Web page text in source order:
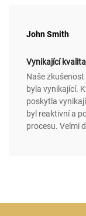
John Smith
Vynikající
Naše
byla vynikající.
poskytla
byl reaktivní a
procesu. Velmi